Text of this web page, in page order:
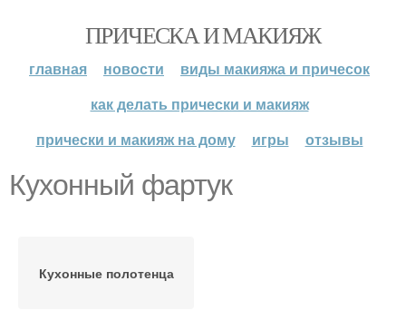
ПРИЧЕСКА И МАКИЯЖ
главная новости
виды макияжа и причесок
как делать прически и макияж
прически и макияж на дому
игры отзывы
Кухонный фартук
Кухонные полотенца